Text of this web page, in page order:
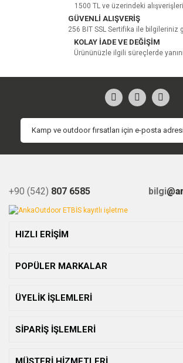
1500 TL ve üzerindeki
GÜVENLİ ALIŞVERİŞ
256 BIT SSL Sertifika ile bilgileriniz
KOLAY İADE VE DEĞİŞİM
Ürününüzle ilgili süreçlerde
+90 (542) 807 6585 bilgi
HIZLI ERİŞİM
POPÜLER MARKALAR
ÜYELİK İŞLEMLERİ
SİPARİŞ İŞLEMLERİ